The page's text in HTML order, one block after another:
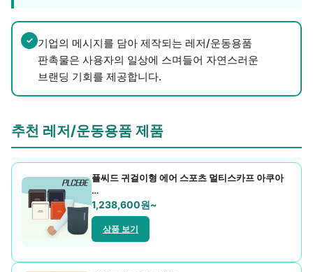
사무용잡화
사무용품
선물세트
수건/손수건
시계/고급시계
업소용품
✓ 기업의 메시지를 담아 제작되는 레저/운동용품
판촉물은 사용자의 일상에 스며들어 자연스러운
브랜딩 기회를 제공합니다.
추천 레저/운동용품 제품
플씨드 귀걸이형 에어 스포츠 멀티스카프 아쿠아
…
1,238,600원~
상품 보기